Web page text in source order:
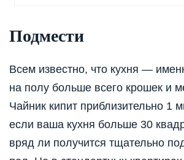
Подмести
Всем известно, что кухня —
на полу больше всего крошек и
Чайник кипит приблизительно 1
если ваша кухня больше 30
вряд ли получится тщательно